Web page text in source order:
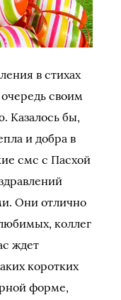
в стихах
своим
Казалось бы,
и добра в
смс с Пасхой
Они отлично
коллег
ждет
коротких
форме,